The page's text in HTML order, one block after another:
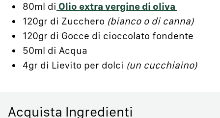
80ml di Olio extra vergine di oliva
120gr di Zucchero (bianco o di canna)
120gr di Gocce di cioccolato fondente
50ml di Acqua
4gr di Lievito per dolci (un cucchiaino)
Acquista Ingredienti